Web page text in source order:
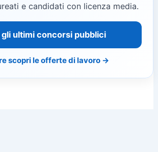
e candidati con licenza media.
gli ultimi concorsi pubblici
scopri le offerte di lavoro →